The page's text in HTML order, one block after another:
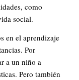
como
social.
en el aprendizaje
Por
a un niño a
Pero también